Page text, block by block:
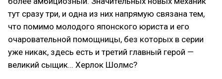
тут сразу три, и одна из них напрямую связана тем,
что помимо молодого японского юриста и его
очаровательной помощницы, без которых в серии
уже никак, здесь есть и третий главный герой —
великий сыщик… Херлок Шолмс?